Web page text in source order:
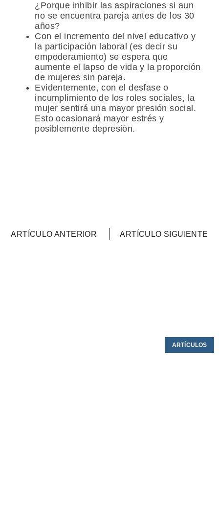
¿Porque inhibir las aspiraciones si aun
no se encuentra pareja antes de los 30
años?
Con el incremento del nivel educativo y
la participación laboral (es decir su
empoderamiento) se espera que
aumente el lapso de vida y la proporción
de mujeres sin pareja.
Evidentemente, con el desfase o
incumplimiento de los roles sociales, la
mujer sentirá una mayor presión social.
Esto ocasionará mayor estrés y
posiblemente depresión.
ARTÍCULO ANTERIOR ARTÍCULO SIGUIENTE
ARTÍCULOS